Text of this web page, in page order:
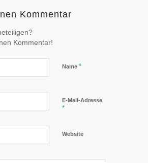
Kommentar
Kommentar!
Name *
E-Mail-Adresse
*
Website